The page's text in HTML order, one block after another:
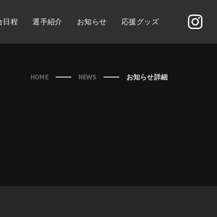
日程 選手紹介 お知らせ 応援グッズ
HOME NEWS お知らせ詳細